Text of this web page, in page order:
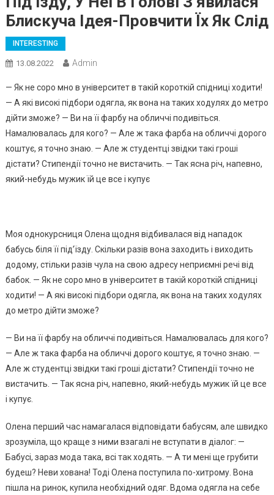
Блискуча Ідея-Провчити Їх Як Слід
INTERESTING
13.08.2022 Admin
— Як не соро мно в університет в такій короткій спідниці ходити!
— А які високі підбори одягла, як вона на таких ходулях до метро
дійти зможе? — Ви на її фарбу на обличчі подивіться.
Намалювалась для кого? — Але ж така фарба на обличчі дорого
коштує, я точно знаю. — Але ж студентці звідки такі гроші
дістати? Стипендії точно не вистачить. — Так ясна річ, напевно,
який-небудь мужик їй це все і купує
Моя однокурсниця Олена щодня відбивалася від нападок
бабусь біля її під’їзду. Скільки разів вона заходить і виходить
додому, стільки разів чула на свою адресу неприємні речі від
бабок. — Як не соро мно в університет в такій короткій спідниці
ходити! — А які високі підбори одягла, як вона на таких ходулях
до метро дійти зможе?
— Ви на її фарбу на обличчі подивіться. Намалювалась для кого?
— Але ж така фарба на обличчі дорого коштує, я точно знаю. —
Але ж студентці звідки такі гроші дістати? Стипендії точно не
вистачить. — Так ясна річ, напевно, який-небудь мужик їй це все
і купує.
Олена перший час намагалася відповідати бабусям, але швидко
зрозуміла, що краще з ними взагалі не вступати в діалог: —
Бабусі, зараз мода така, всі так ходять. — А ти мені ще rрубити
будеш? Неви хована! Тоді Олена поступила по-хитрому. Вона
пішла на ринок, купила необхідний одяг. Вдома одягла на себе